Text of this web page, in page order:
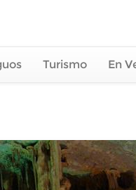
Turismo En